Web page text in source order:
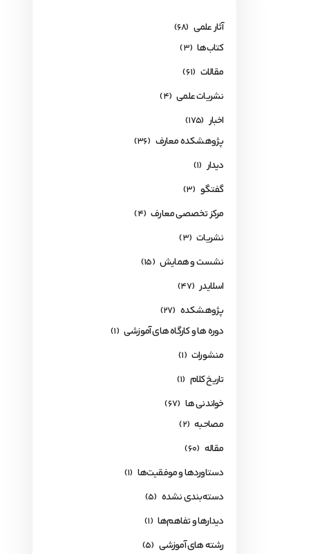
آثار علمی (68)
کتاب‌ها (3)
مقالات (61)
نشریات علمی (4)
اخبار (175)
پژوهشکده معارف (36)
دیدار (1)
گفتگو (3)
مرکز تخصصی معارف (4)
نشریات (3)
نشست و همایش (15)
اسلایدر (47)
پژوهشکده (27)
دوره ها و کارگاه های آموزشی (1)
منشورات (1)
تاریخ کلام (1)
خواندنی ها (67)
مصاحبه (2)
مقاله (60)
دستاوردها و موفقیت‌ها (1)
دسته‌بندی نشده (5)
دیدارها و تفاهم‌ها (1)
رشته های آموزشی (5)